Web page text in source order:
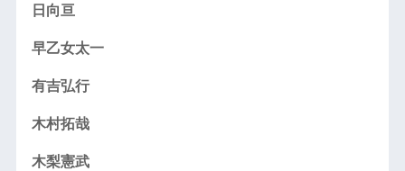
日向亘
早乙女太一
有吉弘行
木村拓哉
木梨憲武